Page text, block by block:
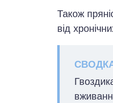
Також
від